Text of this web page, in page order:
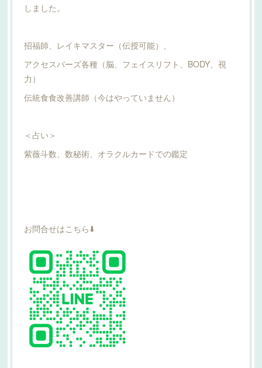
しました。
招福師、レイキマスター（伝授可能）、
アクセスバーズ各種（脳、フェイスリフト、BODY、視
力）
伝統食食改善講師（今はやっていません）
＜占い＞
紫薇斗数、数秘術、オラクルカードでの鑑定
お問合せはこちら⬇️